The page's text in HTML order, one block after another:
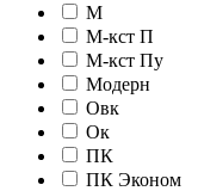
М
М-кст П
М-кст Пу
Модерн
Овк
Ок
ПК
ПК Эконом